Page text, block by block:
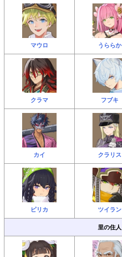
マウロ うららか
クラマ フブキ
カイ クラリス
ピリカ ツイラン
里の住人